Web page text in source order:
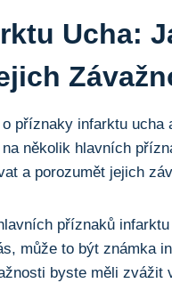
Ucha:
příznaky infarktu
několik‍ hlavních‌
a porozumět⁢ jejich
příznaků
může to být známka
byste měli zvážit